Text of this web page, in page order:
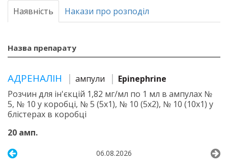
Наявність Накази про розподіл
Назва препарату
АДРЕНАЛІН ампули
Epinephrine
Розчин для ін'єкцій 1,82 мг/мл по 1 мл в ампулах №
5, № 10 у коробці, № 5 (5х1), № 10 (5х2), № 10 (10х1) у
блістерах в коробці
20 амп.
06.08.2026